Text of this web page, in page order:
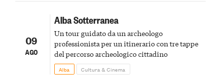
09
AGO
Alba Sotterranea
Un tour guidato da un archeologo
professionista per un itinerario con tre tappe
del percorso archeologico cittadino
Alba Cultura & Cinema